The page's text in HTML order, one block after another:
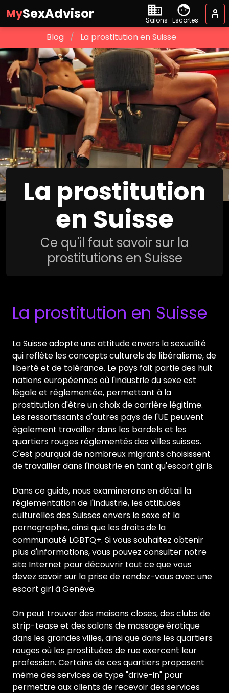
MySexAdvisor Salons Escortes
Blog La prostitution en Suisse
La prostitution
en Suisse
Ce qu'il faut savoir sur la
prostitutions en Suisse
La prostitution en Suisse
La Suisse adopte une attitude envers la sexualité
qui reflète les concepts culturels de libéralisme, de
liberté et de tolérance. Le pays fait partie des huit
nations européennes où l'industrie du sexe est
légale et réglementée, permettant à la
prostitution d'être un choix de carrière légitime.
Les ressortissants d'autres pays de l'UE peuvent
également travailler dans les bordels et les
quartiers rouges réglementés des villes suisses.
C'est pourquoi de nombreux migrants choisissent
de travailler dans l'industrie en tant qu'escort girls.
Dans ce guide, nous examinerons en détail la
réglementation de l'industrie, les attitudes
culturelles des Suisses envers le sexe et la
pornographie, ainsi que les droits de la
communauté LGBTQ+. Si vous souhaitez obtenir
plus d'informations, vous pouvez consulter notre
site Internet pour découvrir tout ce que vous
devez savoir sur la prise de rendez-vous avec une
escort girl à Genève.
On peut trouver des maisons closes, des clubs de
strip-tease et des salons de massage érotique
dans les grandes villes, ainsi que dans les quartiers
rouges où les prostituées de rue exercent leur
profession. Certains de ces quartiers proposent
même des services de type "drive-in" pour
permettre aux clients de recevoir des services